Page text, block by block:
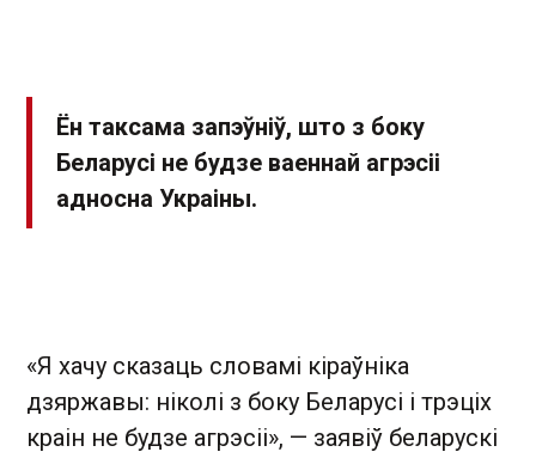
Ён таксама запэўніў, што з боку
Беларусі не будзе ваеннай агрэсіі
адносна Украіны.
«Я хачу сказаць словамі кіраўніка
дзяржавы: ніколі з боку Беларусі і трэціх
краін не будзе агрэсіі», — заявіў беларускі